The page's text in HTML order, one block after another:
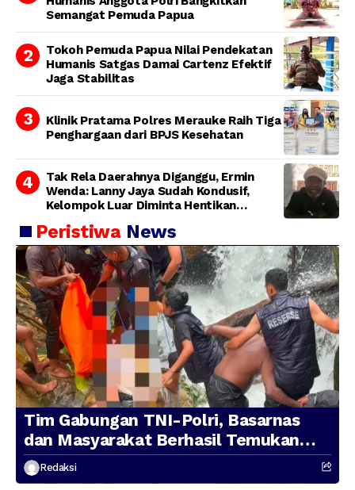
Semangat Pemuda Papua
Tokoh Pemuda Papua Nilai Pendekatan
Humanis Satgas Damai Cartenz Efektif
Jaga Stabilitas
Klinik Pratama Polres Merauke Raih Tiga
Penghargaan dari BPJS Kesehatan
Tak Rela Daerahnya Diganggu, Ermin
Wenda: Lanny Jaya Sudah Kondusif,
Kelompok Luar Diminta Hentikan
Peristiwa News
Tim Gabungan TNI-Polri, Basarnas
dan Masyarakat Berhasil Temukan
Presenter TVRI Papua Barat yang
Hilang di Sungai Memti
Redaksi